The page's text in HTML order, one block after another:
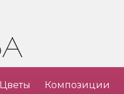
Цветы Композиции